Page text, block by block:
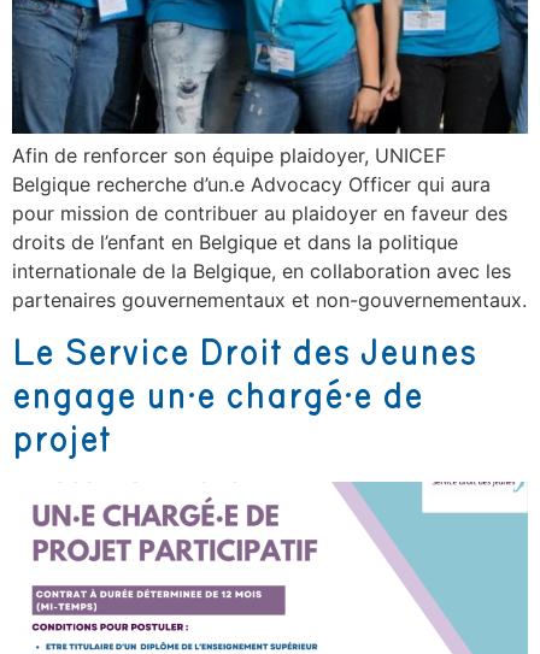
Afin de renforcer son équipe plaidoyer, UNICEF
Belgique recherche d’un.e Advocacy Officer qui aura
pour mission de contribuer au plaidoyer en faveur des
droits de l’enfant en Belgique et dans la politique
internationale de la Belgique, en collaboration avec les
partenaires gouvernementaux et non-gouvernementaux.
Le Service Droit des Jeunes
engage un·e chargé·e de
projet